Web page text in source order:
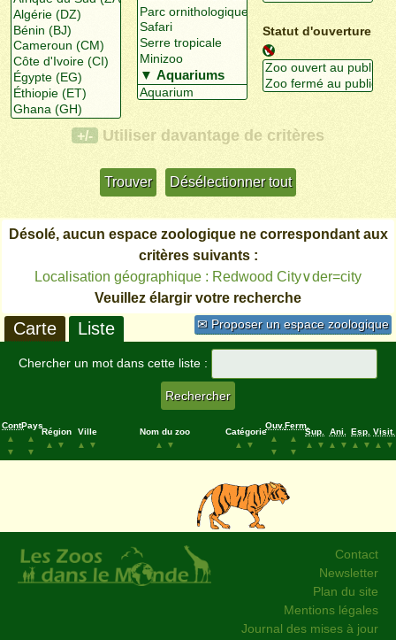
Statut d'ouverture
+/- Utiliser davantage de critères
Désolé, aucun espace zoologique ne correspondant aux
critères suivants :
Localisation géographique : Redwood City∨der=city
Veuillez élargir votre recherche
✉ Proposer un espace zoologique
Carte Liste
Chercher un mot dans cette liste :
Cont.
▲
▼
Pays
▲
▼
Région
▲
▼
Ville
▲
▼
Nom du zoo
▲
▼
Catégorie
▲
▼
Ouv.
▲
▼
Ferm.
▲
▼
Sup.
▲
▼
Ani.
▲
▼
Esp.
▲
▼
Visit.
▲
▼
Contact
Newsletter
Plan du site
Mentions légales
Journal des mises à jour